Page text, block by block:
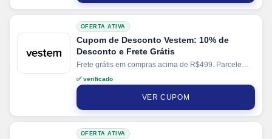
OFERTA ATIVA
Cupom de Desconto Vestem: 10% de
Desconto e Frete Grátis
Frete grátis em compras acima de R$499. Parcele
suas compras em até 4x sem juros no cartão. Ganhe
+ 5% de desconto em pagamentos via PIX.
✅ verificado
VER CUPOM
OFERTA ATIVA